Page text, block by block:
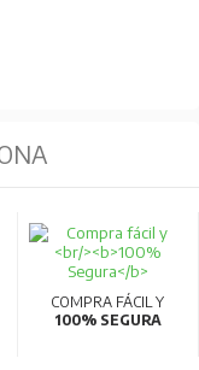
COMPRA FÁCIL Y
100% SEGURA